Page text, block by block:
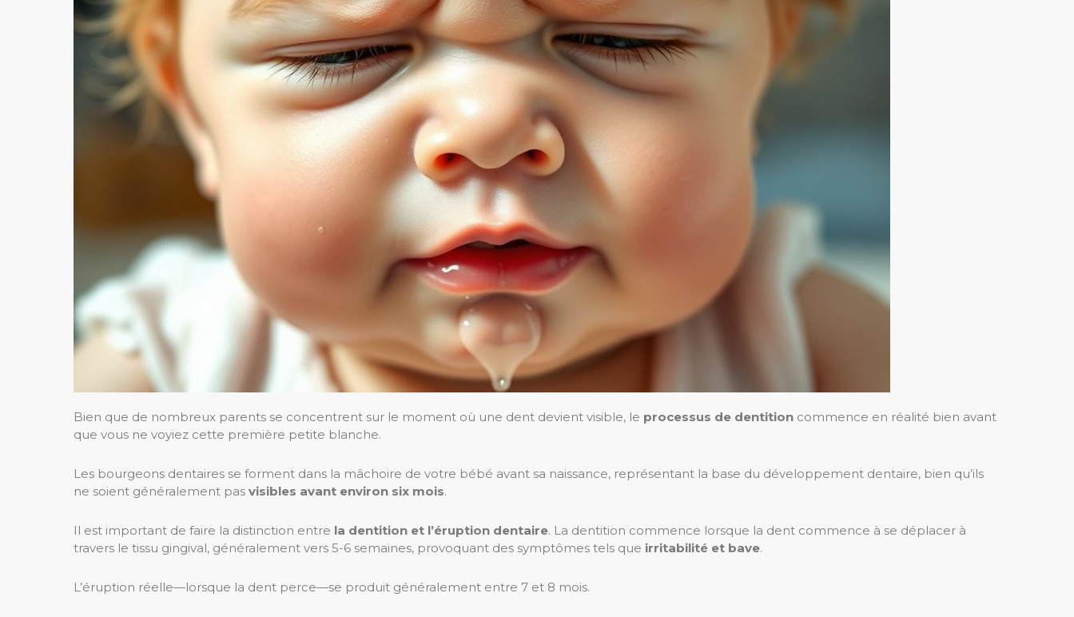
Bien que de nombreux parents se concentrent sur le moment où une dent devient visible, le processus de dentition commence en réalité bien avant
que vous ne voyiez cette première petite blanche.
Les bourgeons dentaires se forment dans la mâchoire de votre bébé avant sa naissance, représentant la base du développement dentaire, bien qu’ils
ne soient généralement pas visibles avant environ six mois.
Il est important de faire la distinction entre la dentition et l’éruption dentaire. La dentition commence lorsque la dent commence à se déplacer à
travers le tissu gingival, généralement vers 5-6 semaines, provoquant des symptômes tels que irritabilité et bave.
L’éruption réelle—lorsque la dent perce—se produit généralement entre 7 et 8 mois.